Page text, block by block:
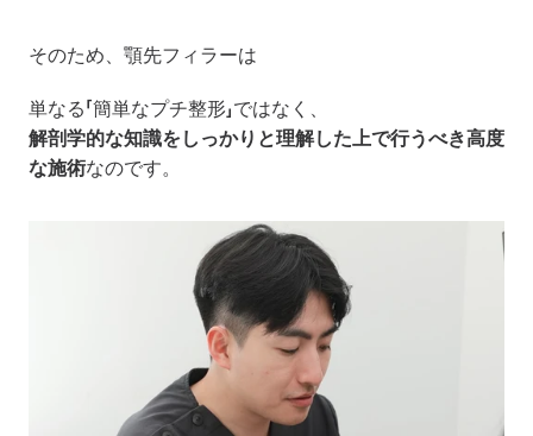
そのため、顎先フィラーは
単なる「簡単なプチ整形」ではなく、
解剖学的な知識をしっかりと理解した上で行うべき高度
な施術なのです。